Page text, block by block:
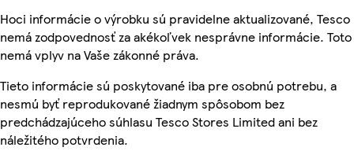
Hoci informácie o výrobku sú pravidelne aktualizované, Tesco
nemá zodpovednosť za akékoľvek nesprávne informácie. Toto
nemá vplyv na Vaše zákonné práva.
Tieto informácie sú poskytované iba pre osobnú potrebu, a
nesmú byť reprodukované žiadnym spôsobom bez
predchádzajúceho súhlasu Tesco Stores Limited ani bez
náležitého potvrdenia.